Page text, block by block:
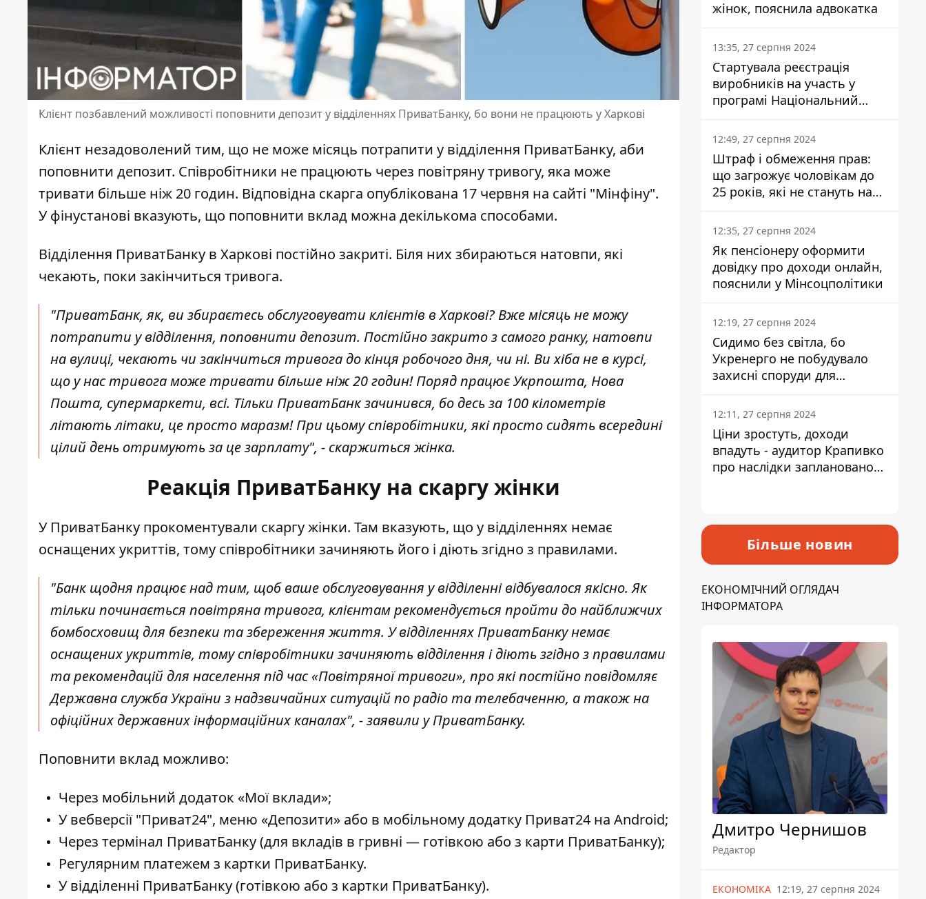
Клієнт позбавлений можливості поповнити депозит у відділеннях ПриватБанку, бо вони не працюють у Харкові
Клієнт незадоволений тим, що не може місяць потрапити у відділення ПриватБанку, аби
поповнити депозит. Співробітники не працюють через повітряну тривогу, яка може
тривати більше ніж 20 годин. Відповідна скарга опублікована 17 червня на сайті "Мінфіну".
У фінустанові вказують, що поповнити вклад можна декількома способами.
Відділення ПриватБанку в Харкові постійно закриті. Біля них збираються натовпи, які
чекають, поки закінчиться тривога.
"ПриватБанк, як, ви збираєтесь обслуговувати клієнтів в Харкові? Вже місяць не можу
потрапити у відділення, поповнити депозит. Постійно закрито з самого ранку, натовпи
на вулиці, чекають чи закінчиться тривога до кінця робочого дня, чи ні. Ви хіба не в курсі,
що у нас тривога може тривати більше ніж 20 годин! Поряд працює Укрпошта, Нова
Пошта, супермаркети, всі. Тільки ПриватБанк зачинився, бо десь за 100 кілометрів
літають літаки, це просто маразм! При цьому співробітники, які просто сидять всередині
цілий день отримують за це зарплату", - скаржиться жінка.
Реакція ПриватБанку на скаргу жінки
У ПриватБанку прокоментували скаргу жінки. Там вказують, що у відділеннях немає
оснащених укриттів, тому співробітники зачиняють його і діють згідно з правилами.
"Банк щодня працює над тим, щоб ваше обслуговування у відділенні відбувалося якісно. Як
тільки починається повітряна тривога, клієнтам рекомендується пройти до найближчих
бомбосховищ для безпеки та збереження життя. У відділеннях ПриватБанку немає
оснащених укриттів, тому співробітники зачиняють відділення і діють згідно з правилами
та рекомендацій для населення під час «Повітряної тривоги», про які постійно повідомляє
Державна служба України з надзвичайних ситуацій по радіо та телебаченню, а також на
офіційних державних інформаційних каналах", - заявили у ПриватБанку.
Поповнити вклад можливо:
Через мобільний додаток «Мої вклади»;
У вебверсії "Приват24", меню «Депозити» або в мобільному додатку Приват24 на Android;
Через термінал ПриватБанку (для вкладів в гривні — готівкою або з карти ПриватБанку);
Регулярним платежем з картки ПриватБанку.
У відділенні ПриватБанку (готівкою або з картки ПриватБанку).
жінок, пояснила адвокатка
13:35, 27 серпня 2024
Стартувала реєстрація
виробників на участь у
програмі Національний
кешбек: як це зробити
через портал Дія
12:49, 27 серпня 2024
Штраф і обмеження прав:
що загрожує чоловікам до
25 років, які не стануть на
військовий облік
12:35, 27 серпня 2024
Як пенсіонеру оформити
довідку про доходи онлайн,
пояснили у Мінсоцполітики
12:19, 27 серпня 2024
Сидимо без світла, бо
Укренерго не побудувало
захисні споруди для
енергетики - нардеп
Кучеренко
12:11, 27 серпня 2024
Ціни зростуть, доходи
впадуть - аудитор Крапивко
про наслідки запланованого
Більше новин
ЕКОНОМІЧНИЙ ОГЛЯДАЧ
ІНФОРМАТОРА
Дмитро Чернишов
Редактор
ЕКОНОМІКА 12:19, 27 серпня 2024